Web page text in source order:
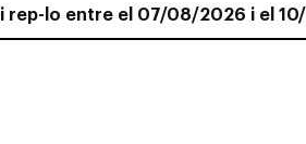
i rep-lo entre el 07/08/2026 i el